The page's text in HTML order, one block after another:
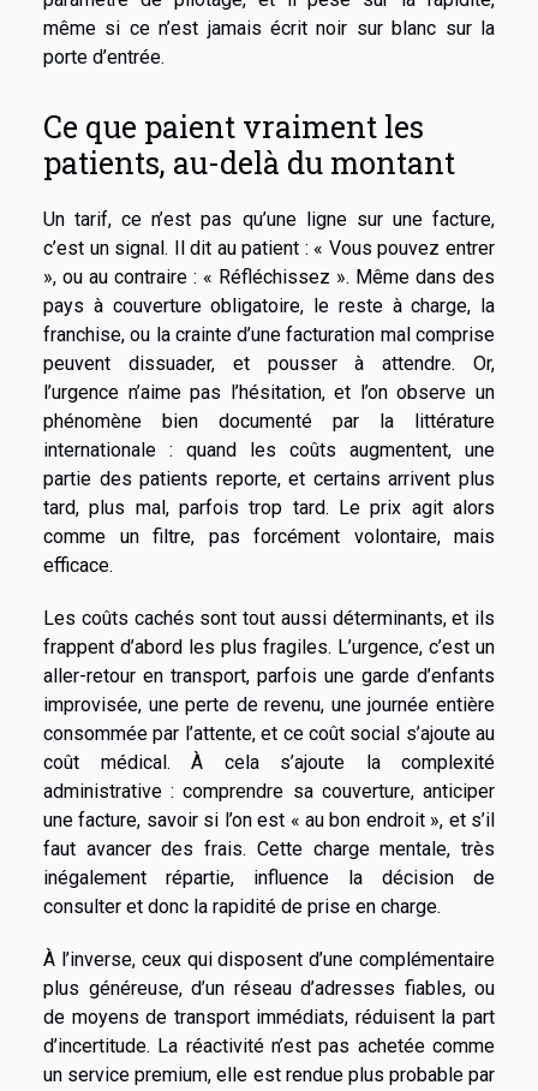
même si ce n’est jamais écrit noir sur blanc sur la
porte d’entrée.
Ce que paient vraiment les
patients, au-delà du montant
Un tarif, ce n’est pas qu’une ligne sur une facture,
c’est un signal. Il dit au patient : « Vous pouvez entrer
», ou au contraire : « Réfléchissez ». Même dans des
pays à couverture obligatoire, le reste à charge, la
franchise, ou la crainte d’une facturation mal comprise
peuvent dissuader, et pousser à attendre. Or,
l’urgence n’aime pas l’hésitation, et l’on observe un
phénomène bien documenté par la littérature
internationale : quand les coûts augmentent, une
partie des patients reporte, et certains arrivent plus
tard, plus mal, parfois trop tard. Le prix agit alors
comme un filtre, pas forcément volontaire, mais
efficace.
Les coûts cachés sont tout aussi déterminants, et ils
frappent d’abord les plus fragiles. L’urgence, c’est un
aller-retour en transport, parfois une garde d’enfants
improvisée, une perte de revenu, une journée entière
consommée par l’attente, et ce coût social s’ajoute au
coût médical. À cela s’ajoute la complexité
administrative : comprendre sa couverture, anticiper
une facture, savoir si l’on est « au bon endroit », et s’il
faut avancer des frais. Cette charge mentale, très
inégalement répartie, influence la décision de
consulter et donc la rapidité de prise en charge.
À l’inverse, ceux qui disposent d’une complémentaire
plus généreuse, d’un réseau d’adresses fiables, ou
de moyens de transport immédiats, réduisent la part
d’incertitude. La réactivité n’est pas achetée comme
un service premium, elle est rendue plus probable par